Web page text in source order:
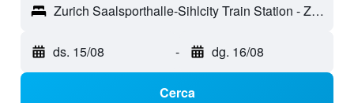
Zurich Saalsporthalle-Sihlcity Train Station - Zuric, Suïssa
ds. 15/08 - dg. 16/08
Cerca